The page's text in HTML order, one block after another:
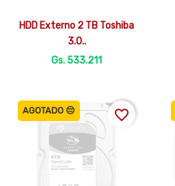
Vista rápida
HDD Externo 2 TB Toshiba
3.0..
Gs. 533.211
AGOTADO 😔 favorite_border